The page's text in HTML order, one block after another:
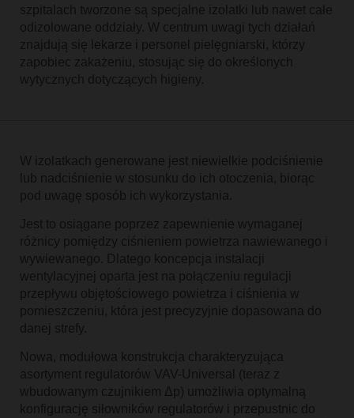
szpitalach tworzone są specjalne izolatki lub nawet całe
odizolowane oddziały. W centrum uwagi tych działań
znajdują się lekarze i personel pielęgniarski, którzy
zapobiec zakażeniu, stosując się do określonych
wytycznych dotyczących higieny.
W izolatkach generowane jest niewielkie podciśnienie
lub nadciśnienie w stosunku do ich otoczenia, biorąc
pod uwagę sposób ich wykorzystania.
Jest to osiągane poprzez zapewnienie wymaganej
różnicy pomiędzy ciśnieniem powietrza nawiewanego i
wywiewanego. Dlatego koncepcja instalacji
wentylacyjnej oparta jest na połączeniu regulacji
przepływu objętościowego powietrza i ciśnienia w
pomieszczeniu, która jest precyzyjnie dopasowana do
danej strefy.
Nowa, modułowa konstrukcja charakteryzująca
asortyment regulatorów VAV-Universal (teraz z
wbudowanym czujnikiem Δp) umożliwia optymalną
konfigurację siłowników regulatorów i przepustnic do